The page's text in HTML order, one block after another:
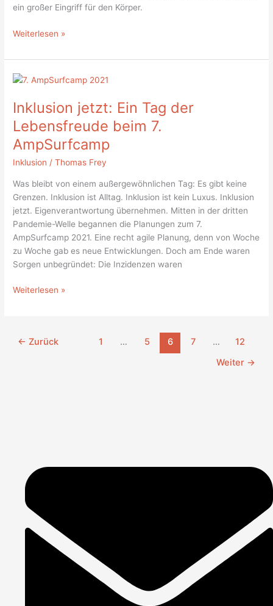
ein großer Eingriff für den Körper.
Weiterlesen »
Inklusion jetzt: Ein Tag der
Lebensfreude beim 7.
AmpSurfcamp
Inklusion /Thomas Frey
Was bleibt von einem außergewöhnlichen Tag: Es gibt keine
Grenzen. Inklusion ist Alltag. Inklusion ist kein Luxus. Inklusion
jetzt. Eigenverantwortung übernehmen. Mitten in der dritten
Pandemie-Welle begannen die Planungen zum 7.
AmpSurfcamp 2021. Eine recht agile Planung, denn von Woche
zu Woche gab es neue Entwicklungen. Doch am Ende waren
Sorgen unbegründet: Die Inzidenzen waren
Inklusion
Ein
Tag
der
Lebensfreude
beim
AmpSurfcamp
Weiterlesen »
← Zurück 1 … 5 6 7 …
12
Weiter →